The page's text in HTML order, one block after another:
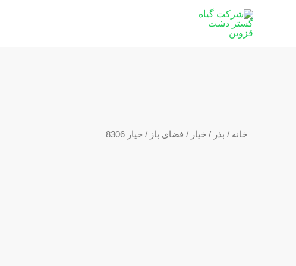
خانه / بذر / خیار / فضای باز / خیار 8306